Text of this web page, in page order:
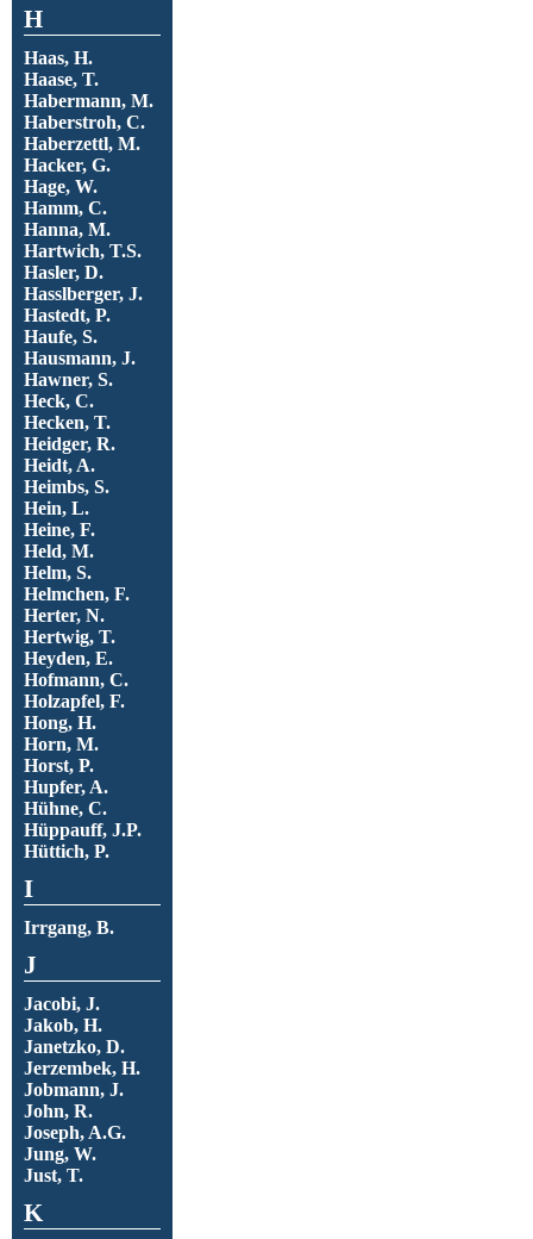
H
Haas, H.
Haase, T.
Habermann, M.
Haberstroh, C.
Haberzettl, M.
Hacker, G.
Hage, W.
Hamm, C.
Hanna, M.
Hartwich, T.S.
Hasler, D.
Hasslberger, J.
Hastedt, P.
Haufe, S.
Hausmann, J.
Hawner, S.
Heck, C.
Hecken, T.
Heidger, R.
Heidt, A.
Heimbs, S.
Hein, L.
Heine, F.
Held, M.
Helm, S.
Helmchen, F.
Herter, N.
Hertwig, T.
Heyden, E.
Hofmann, C.
Holzapfel, F.
Hong, H.
Horn, M.
Horst, P.
Hupfer, A.
Hühne, C.
Hüppauff, J.P.
Hüttich, P.
I
Irrgang, B.
J
Jacobi, J.
Jakob, H.
Janetzko, D.
Jerzembek, H.
Jobmann, J.
John, R.
Joseph, A.G.
Jung, W.
Just, T.
K